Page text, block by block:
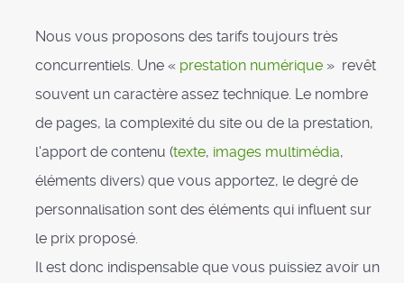
Nous vous proposons des tarifs toujours très
concurrentiels. Une « prestation numérique » revêt
souvent un caractère assez technique. Le nombre
de pages, la complexité du site ou de la prestation,
l'apport de contenu (texte, images multimédia,
éléments divers) que vous apportez, le degré de
personnalisation sont des éléments qui influent sur
le prix proposé.
Il est donc indispensable que vous puissiez avoir un